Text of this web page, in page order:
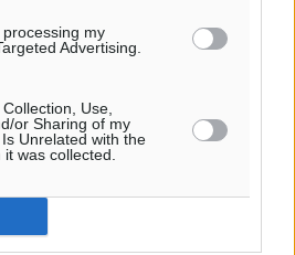
my
Advertising.
Use,
or Sharing of my
Unrelated with the
was collected.
παραπομπής προς το άρθρο